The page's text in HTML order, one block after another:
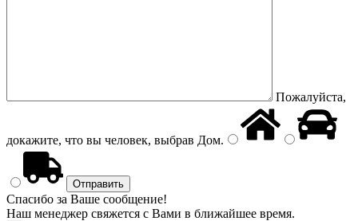
Пожалуйста,
докажите, что вы человек, выбрав Дом.
Спасибо за Ваше сообщение!
Наш менеджер свяжется с Вами в ближайшее время.